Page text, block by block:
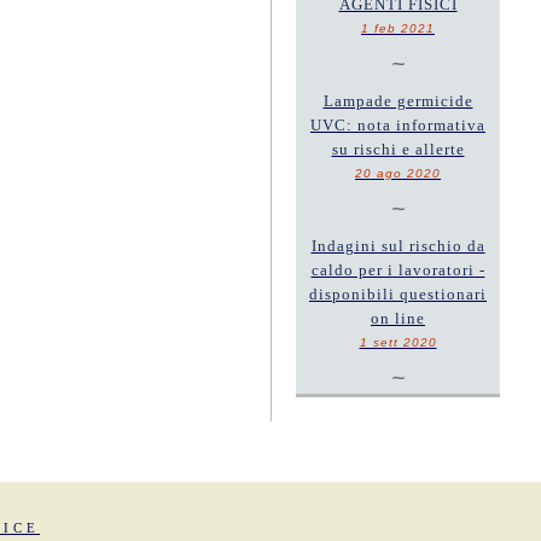
AGENTI FISICI
1 feb 2021
~
Lampade germicide
UVC: nota informativa
su rischi e allerte
20 ago 2020
~
Indagini sul rischio da
caldo per i lavoratori -
disponibili questionari
on line
1 sett 2020
~